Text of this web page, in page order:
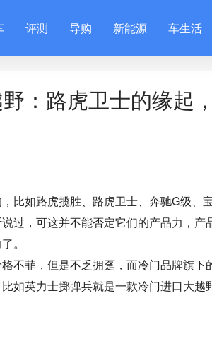
评测 导购 新能源 车生活
：路虎卫士的缘起
比如路虎揽胜、路虎卫士、奔驰G级、
过，可这并不能否定它们的产品力，产
。
不菲，但是不乏拥趸，而冷门品牌旗
如英力士掷弹兵就是一款冷门进口大